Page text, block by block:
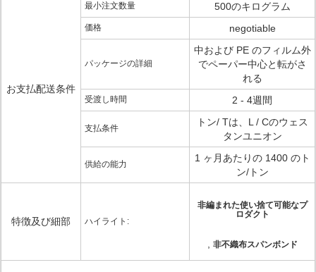
お支払配送条件
最小注文数量 500のキログラム
価格 negotiable
パッケージの詳細
中および PE のフィルム外
でペーパー中心と転がさ
れる
受渡し時間 2 - 4週間
支払条件
トン/ Tは、L / Cのウェス
タンユニオン
供給の能力
1 ヶ月あたりの 1400 のト
ン/トン
特徴及び細部 ハイライト:
非編まれた使い捨て可能なプ
ロダクト
非不織布スパンボンド